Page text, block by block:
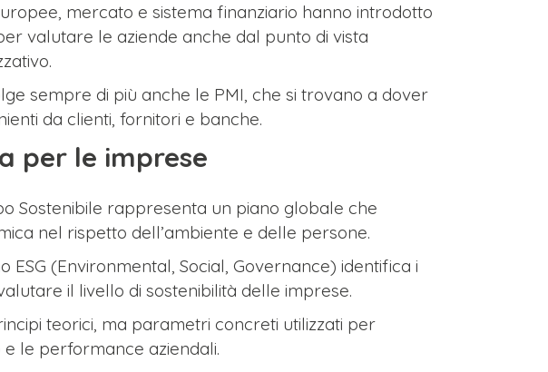
mercato e sistema finanziario hanno introdotto
valutare le aziende anche dal punto di vista
sempre di più anche le PMI, che si trovano a dover
da clienti, fornitori e banche.
per le imprese
Sostenibile rappresenta un piano globale che
nel rispetto dell’ambiente e delle persone.
ESG (Environmental, Social, Governance) identifica i
il livello di sostenibilità delle imprese.
teorici, ma parametri concreti utilizzati per
le performance aziendali.